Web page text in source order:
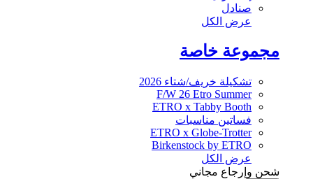
صنادل
عرض الكل
مجموعة خاصة
تشكيلة خريف/شتاء 2026
F/W 26 Etro Summer
ETRO x Tabby Booth
فساتين مناسبات
ETRO x Globe-Trotter
Birkenstock by ETRO
عرض الكل
شحن وإرجاع مجاني